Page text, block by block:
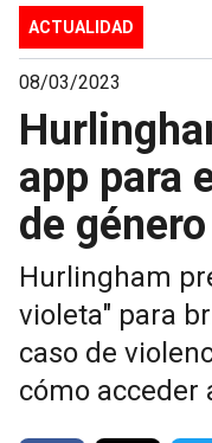
ACTUALIDAD
08/03/2023
app para
de género
Hurlingham
violeta" para
caso de
cómo acceder